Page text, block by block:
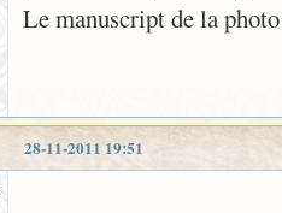
Le manuscript de la
28-11-2011 19:51